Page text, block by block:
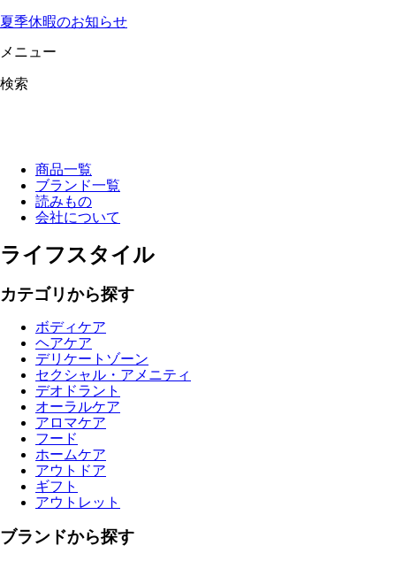
夏季休暇のお知らせ
メニュー
検索
商品一覧
ブランド一覧
読みもの
会社について
ライフスタイル
カテゴリから探す
ボディケア
ヘアケア
デリケートゾーン
セクシャル・アメニティ
デオドラント
オーラルケア
アロマケア
フード
ホームケア
アウトドア
ギフト
アウトレット
ブランドから探す